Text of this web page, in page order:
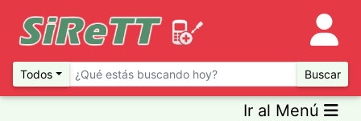
Todos Buscar
Ir al Menú